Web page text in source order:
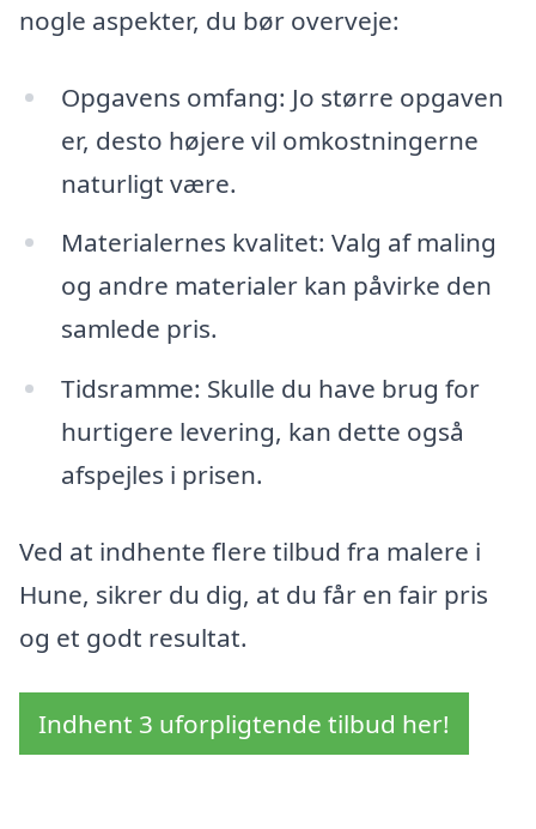
nogle aspekter, du bør overveje:
Opgavens omfang: Jo større opgaven
er, desto højere vil omkostningerne
naturligt være.
Materialernes kvalitet: Valg af maling
og andre materialer kan påvirke den
samlede pris.
Tidsramme: Skulle du have brug for
hurtigere levering, kan dette også
afspejles i prisen.
Ved at indhente flere tilbud fra malere i
Hune, sikrer du dig, at du får en fair pris
og et godt resultat.
Indhent 3 uforpligtende tilbud her!